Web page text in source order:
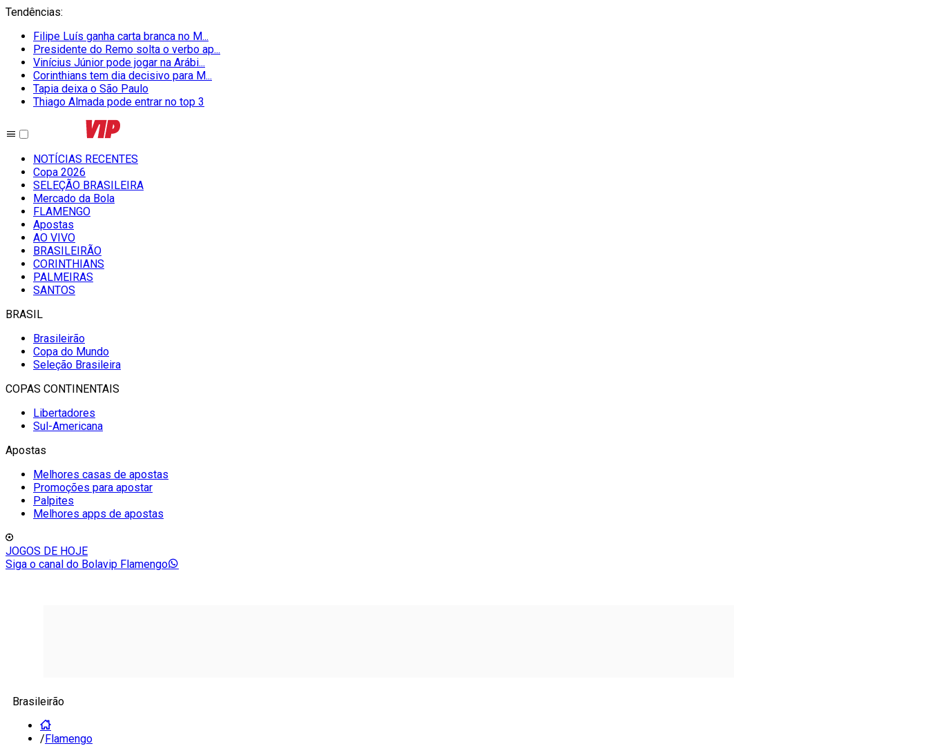
Tendências:
Filipe Luís ganha carta branca no M...
Presidente do Remo solta o verbo ap...
Vinícius Júnior pode jogar na Arábi...
Corinthians tem dia decisivo para M...
Tapia deixa o São Paulo
Thiago Almada pode entrar no top 3
NOTÍCIAS RECENTES
Copa 2026
SELEÇÃO BRASILEIRA
Mercado da Bola
FLAMENGO
Apostas
AO VIVO
BRASILEIRÃO
CORINTHIANS
PALMEIRAS
SANTOS
BRASIL
Brasileirão
Copa do Mundo
Seleção Brasileira
COPAS CONTINENTAIS
Libertadores
Sul-Americana
Apostas
Melhores casas de apostas
Promoções para apostar
Palpites
Melhores apps de apostas
JOGOS DE HOJE
Siga o canal do Bolavip Flamengo
Brasileirão
/Flamengo